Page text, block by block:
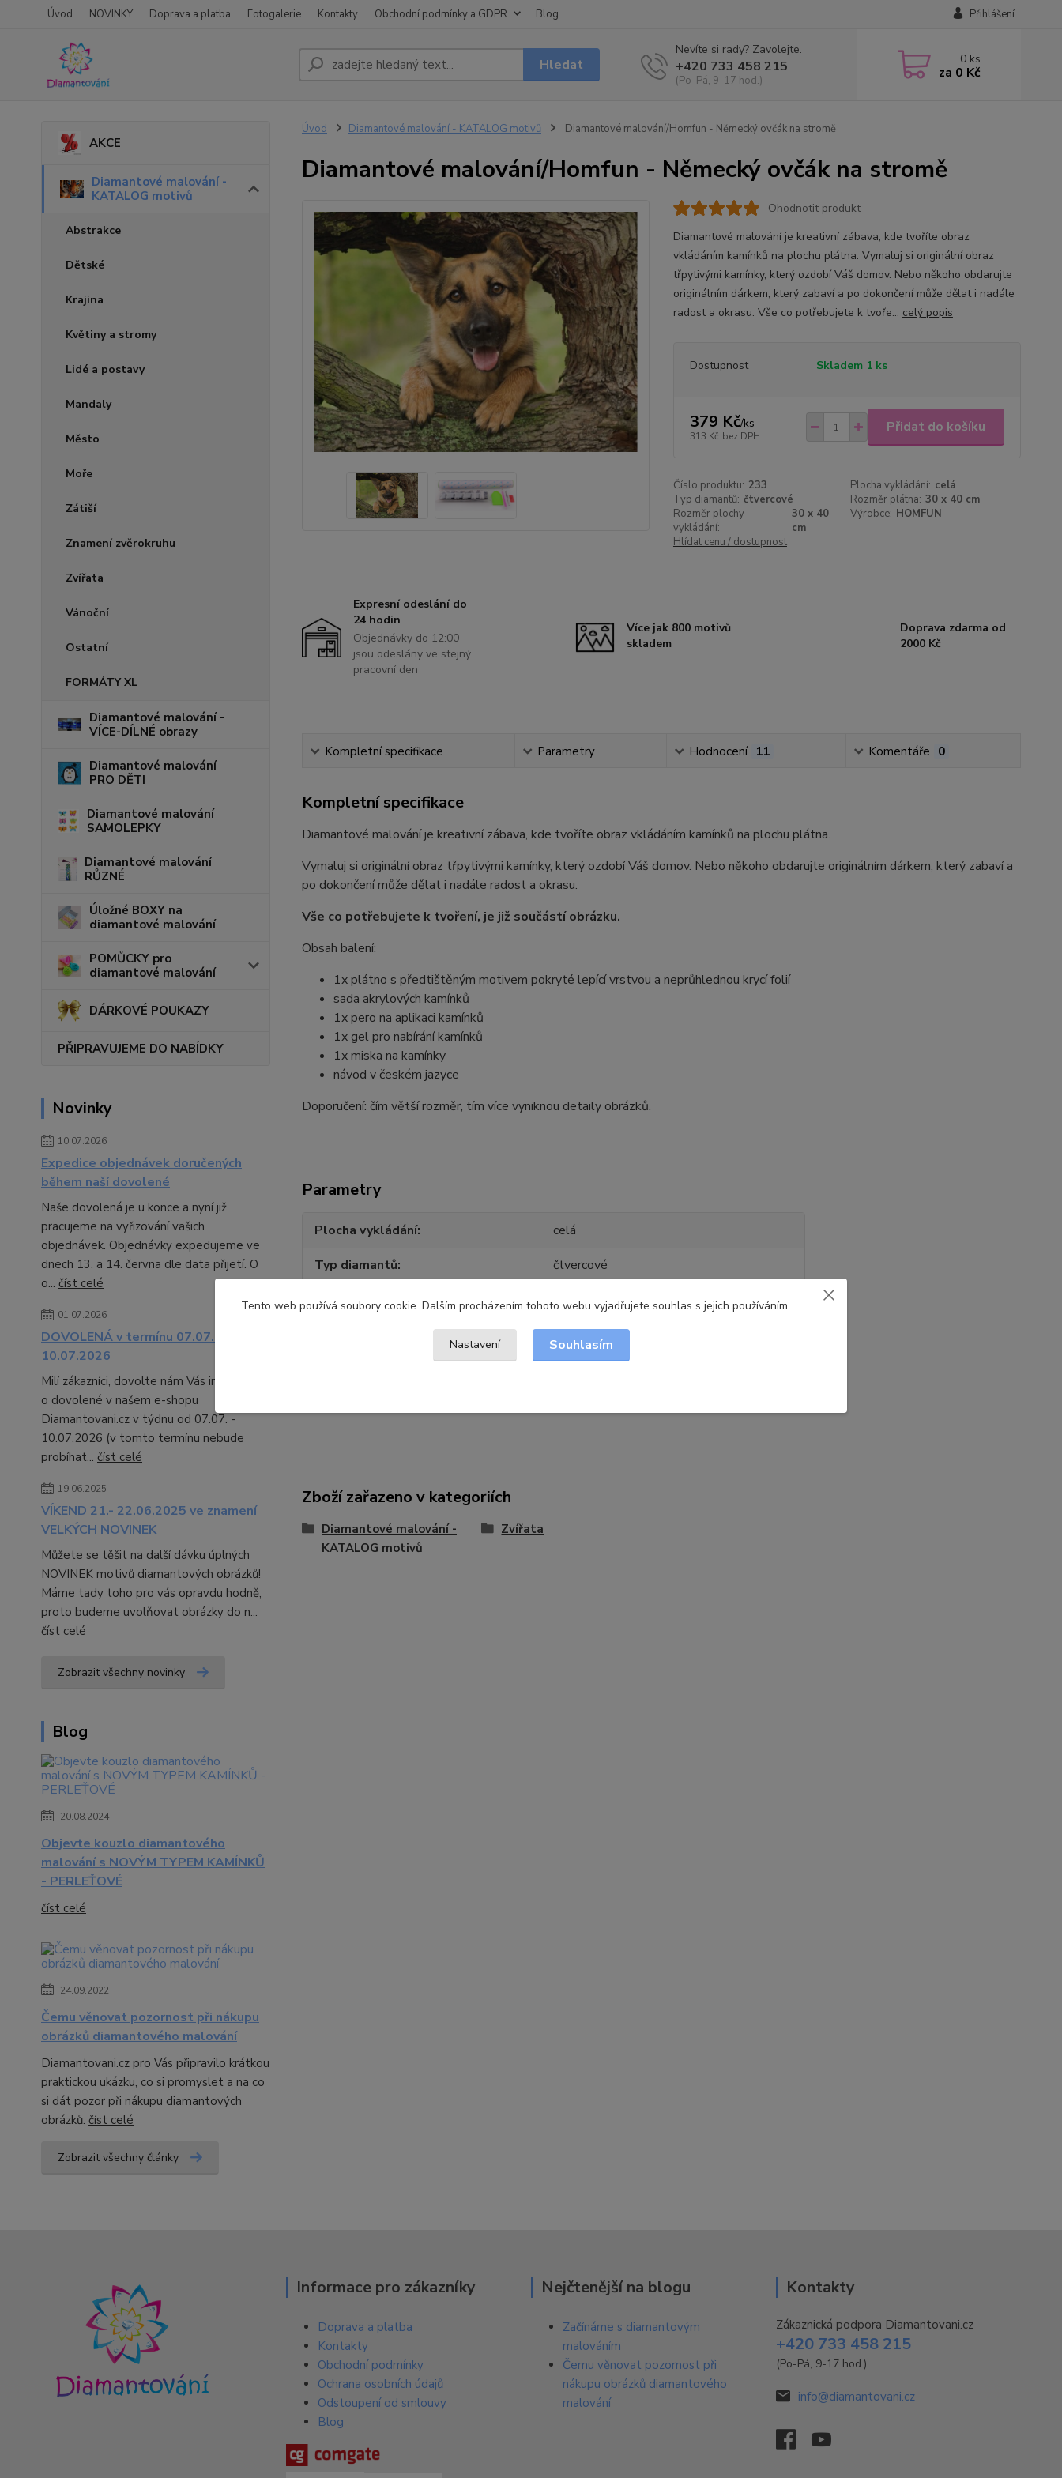
Úvod NOVINKY Doprava a platba Fotogalerie Kontakty Obchodní podmínky a GDPR Blog Přihlášení
Hledat
Nevíte si rady? Zavolejte.
+420 733 458 215
(Po-Pá, 9-17 hod.)
0 ks
za 0 Kč
AKCE
Diamantové malování -
KATALOG motivů
Abstrakce
Dětské
Krajina
Květiny a stromy
Lidé a postavy
Mandaly
Město
Moře
Zátiší
Znamení zvěrokruhu
Zvířata
Vánoční
Ostatní
FORMÁTY XL
Diamantové malování -
VÍCE-DÍLNÉ obrazy
Diamantové malování
PRO DĚTI
Diamantové malování
SAMOLEPKY
Diamantové malování
RŮZNÉ
Úložné BOXY na
diamantové malování
POMŮCKY pro
diamantové malování
DÁRKOVÉ POUKAZY
PŘIPRAVUJEME DO NABÍDKY
Novinky
10.07.2026
Expedice objednávek doručených
během naší dovolené
Naše dovolená je u konce a nyní již
pracujeme na vyřizování vašich
objednávek. Objednávky expedujeme ve
dnech 13. a 14. června dle data přijetí. O
o... číst celé
01.07.2026
DOVOLENÁ v termínu 07.07. -
10.07.2026
Milí zákazníci, dovolte nám Vás informovat
o dovolené v našem e-shopu
Diamantovani.cz v týdnu od 07.07. -
10.07.2026 (v tomto termínu nebude
probíhat... číst celé
19.06.2025
VÍKEND 21.- 22.06.2025 ve znamení
VELKÝCH NOVINEK
Můžete se těšit na další dávku úplných
NOVINEK motivů diamantových obrázků!
Máme tady toho pro vás opravdu hodně,
proto budeme uvolňovat obrázky do n...
číst celé
Zobrazit všechny novinky
Blog
20.08.2024
Objevte kouzlo diamantového
malování s NOVÝM TYPEM KAMÍNKŮ
- PERLEŤOVÉ
číst celé
24.09.2022
Čemu věnovat pozornost při nákupu
obrázků diamantového malování
Diamantovani.cz pro Vás připravilo krátkou
praktickou ukázku, co si promyslet a na co
si dát pozor při nákupu diamantových
obrázků. číst celé
Zobrazit všechny články
Úvod Diamantové malování - KATALOG motivů Diamantové malování/Homfun - Německý ovčák na stromě
Diamantové malování/Homfun - Německý ovčák na stromě
Ohodnotit produkt
Diamantové malování je kreativní zábava, kde tvoříte obraz
vkládáním kamínků na plochu plátna. Vymaluj si originální obraz
třpytivými kamínky, který ozdobí Váš domov. Nebo někoho obdarujte
originálním dárkem, který zabaví a po dokončení může dělat i nadále
radost a okrasu. Vše co potřebujete k tvoře... celý popis
Dostupnost Skladem 1 ks
379 Kč/ks
313 Kč bez DPH
Přidat do košíku
Číslo produktu: 233 Plocha vykládání: celá
Typ diamantů: čtvercové Rozměr plátna: 30 x 40 cm
Rozměr plochy
vykládání:
30 x 40
cm
Výrobce: HOMFUN
Hlídat cenu / dostupnost
Expresní odeslání do
24 hodin
Objednávky do 12:00
jsou odeslány ve stejný
pracovní den
Více jak 800 motivů
skladem
Doprava zdarma od
2000 Kč
Kompletní specifikace Parametry Hodnocení 11 Komentáře 0
Kompletní specifikace
Diamantové malování je kreativní zábava, kde tvoříte obraz vkládáním kamínků na plochu plátna.
Vymaluj si originální obraz třpytivými kamínky, který ozdobí Váš domov. Nebo někoho obdarujte originálním dárkem, který zabaví a
po dokončení může dělat i nadále radost a okrasu.
Vše co potřebujete k tvoření, je již součástí obrázku.
Obsah balení:
1x plátno s předtištěným motivem pokryté lepící vrstvou a neprůhlednou krycí folií
sada akrylových kamínků
1x pero na aplikaci kamínků
1x gel pro nabírání kamínků
1x miska na kamínky
návod v českém jazyce
Doporučení: čím větší rozměr, tím více vyniknou detaily obrázků.
Parametry
Plocha vykládání
celá
Typ diamantů
čtvercové
Rozměr plátna
30 x 40 cm
Rozměr plochy vykládání
30 x 40 cm
Zboží zařazeno v kategoriích
Diamantové malování -
KATALOG motivů
Zvířata
Informace pro zákazníky
Doprava a platba
Kontakty
Obchodní podmínky
Ochrana osobních údajů
Odstoupení od smlouvy
Blog
Nejčtenější na blogu
Začínáme s diamantovým
malováním
Čemu věnovat pozornost při
nákupu obrázků diamantového
malování
Kontakty
Zákaznická podpora Diamantovani.cz
+420 733 458 215
(Po-Pá, 9-17 hod.)
info@diamantovani.cz
Tento web používá soubory cookie. Dalším procházením tohoto webu vyjadřujete souhlas s jejich používáním.
Nastavení Souhlasím